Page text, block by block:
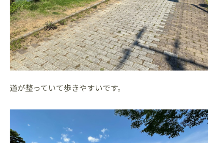
道が整っていて歩きやすいです。